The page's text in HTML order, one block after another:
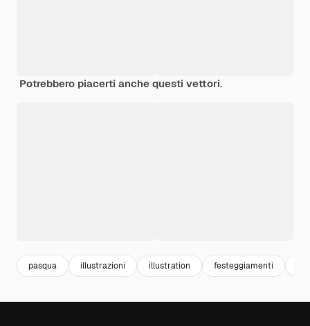
Potrebbero piacerti anche questi vettori.
pasqua illustrazioni illustration festeggiamenti